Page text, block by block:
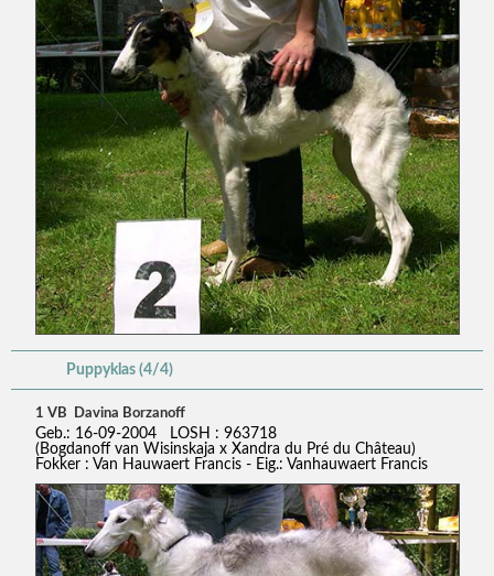
Puppyklas (4/4)
1 VB Davina Borzanoff
Geb.: 16-09-2004 LOSH : 963718
(Bogdanoff van Wisinskaja x Xandra du Pré du Château)
Fokker : Van Hauwaert Francis - Eig.: Vanhauwaert Francis